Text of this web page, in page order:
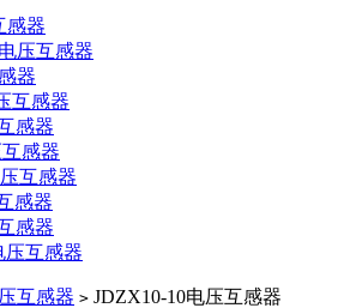
感器
压互感器
器
互感器
感器
感器
互感器
感器
感器
压互感器
互感器 > JDZX10-10电压互感器